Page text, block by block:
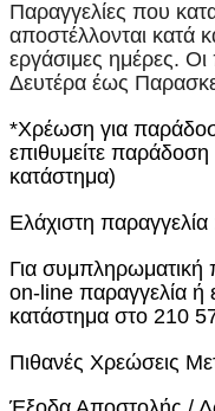
Παραγγελίες που
αποστέλλονται κατά
εργάσιμες ημέρες.
Δευτέρα έως
*Χρέωση για
επιθυμείτε
κατάστημα)
Ελάχιστη
Για συμπληρωματική
on-line παραγγελία ή
κατάστημα στο 210
Πιθανές Χρεώσεις